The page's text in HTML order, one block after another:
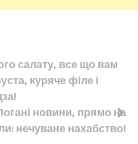
салату, все що вам
куряче філе і
новини, прямо на
нечуване нахабство!